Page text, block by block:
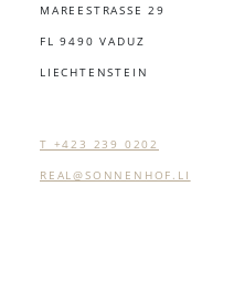
MAREESTRASSE 29
FL 9490 VADUZ
LIECHTENSTEIN
T +423 239 0202
REAL@SONNENHOF.LI